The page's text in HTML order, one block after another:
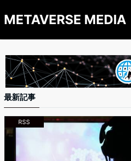
METAVERSE MEDIA
最新記事
RSS